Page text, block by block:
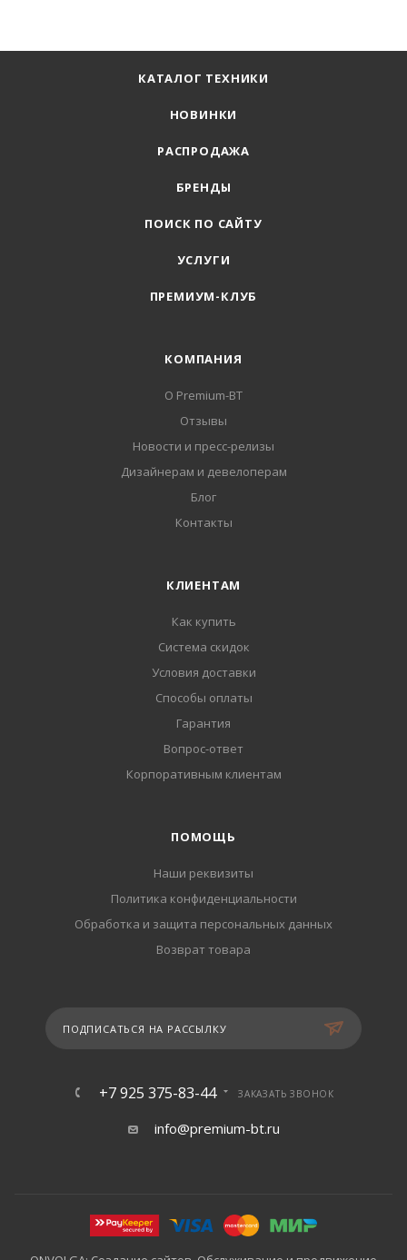
КАТАЛОГ ТЕХНИКИ
НОВИНКИ
РАСПРОДАЖА
БРЕНДЫ
ПОИСК ПО САЙТУ
УСЛУГИ
ПРЕМИУМ-КЛУБ
КОМПАНИЯ
О Premium-BT
Отзывы
Новости и пресс-релизы
Дизайнерам и девелоперам
Блог
Контакты
КЛИЕНТАМ
Как купить
Система скидок
Условия доставки
Способы оплаты
Гарантия
Вопрос-ответ
Корпоративным клиентам
ПОМОЩЬ
Наши реквизиты
Политика конфиденциальности
Обработка и защита персональных данных
Возврат товара
ПОДПИСАТЬСЯ НА РАССЫЛКУ
+7 925 375-83-44 ЗАКАЗАТЬ ЗВОНОК
info@premium-bt.ru